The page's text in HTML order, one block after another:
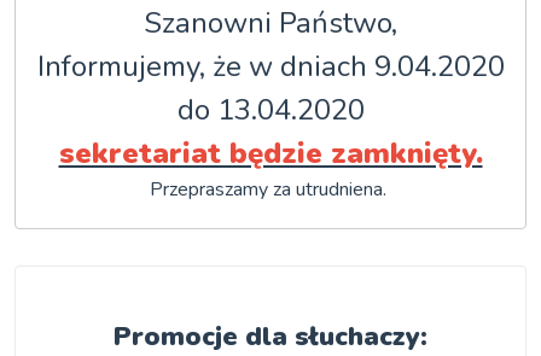
Szanowni Państwo,
Informujemy, że w dniach 9.04.2020
do 13.04.2020
sekretariat będzie zamknięty.
Przepraszamy za utrudniena.
Promocje dla słuchaczy: